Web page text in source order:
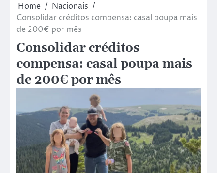
Home
Nacionais
Consolidar créditos compensa: casal poupa mais
de 200€ por mês
Consolidar créditos
compensa: casal poupa mais
de 200€ por mês